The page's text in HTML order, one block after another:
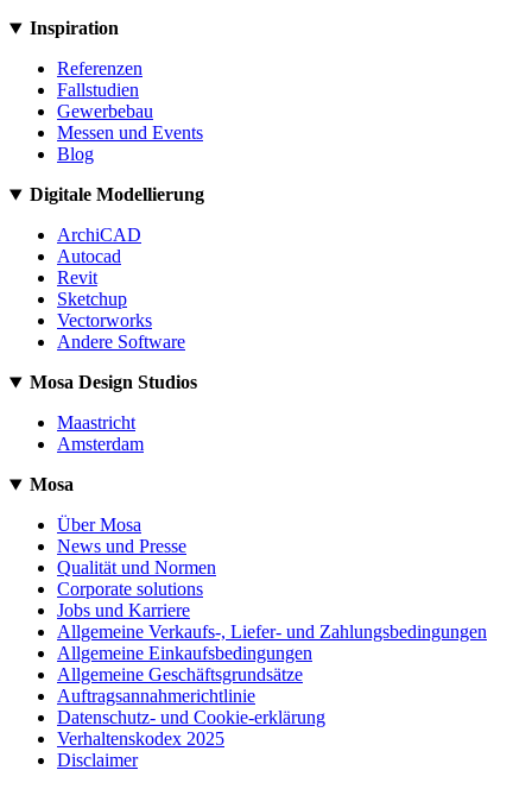
Inspiration
Referenzen
Fallstudien
Gewerbebau
Messen und Events
Blog
Digitale Modellierung
ArchiCAD
Autocad
Revit
Sketchup
Vectorworks
Andere Software
Mosa Design Studios
Maastricht
Amsterdam
Mosa
Über Mosa
News und Presse
Qualität und Normen
Corporate solutions
Jobs und Karriere
Allgemeine Verkaufs-, Liefer- und Zahlungsbedingungen
Allgemeine Einkaufsbedingungen
Allgemeine Geschäftsgrundsätze
Auftragsannahmerichtlinie
Datenschutz- und Cookie-erklärung
Verhaltenskodex 2025
Disclaimer